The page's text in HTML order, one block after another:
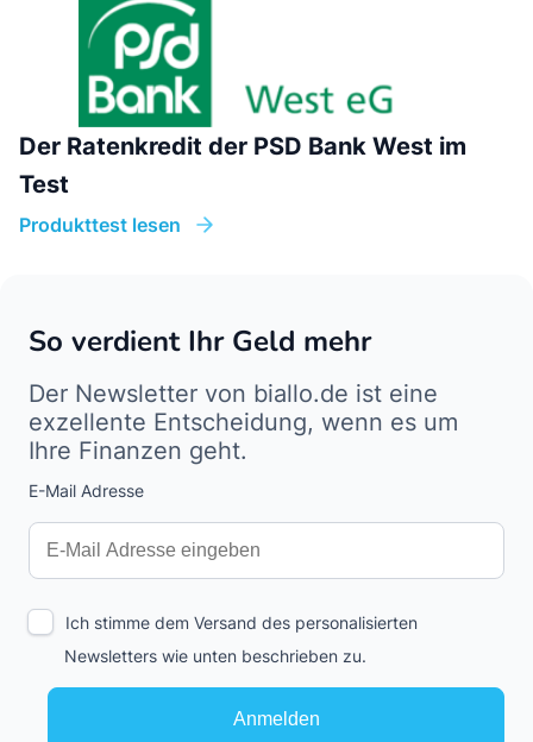
Der Ratenkredit der PSD Bank West im
Test
Produkttest lesen
So verdient Ihr Geld mehr
Der Newsletter von biallo.de ist eine
exzellente Entscheidung, wenn es um
Ihre Finanzen geht.
E-Mail Adresse
Interests
Amount
Anmelden
Ich stimme dem Versand des personalisierten
Newsletters wie unten beschrieben zu.